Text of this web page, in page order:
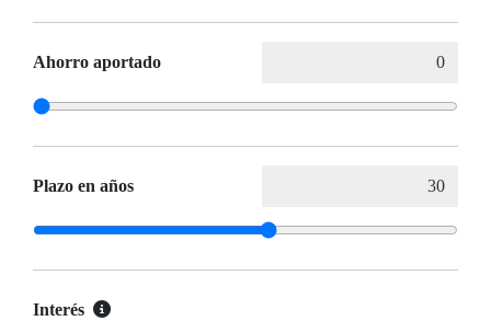
Ahorro aportado
Plazo en años
Interés